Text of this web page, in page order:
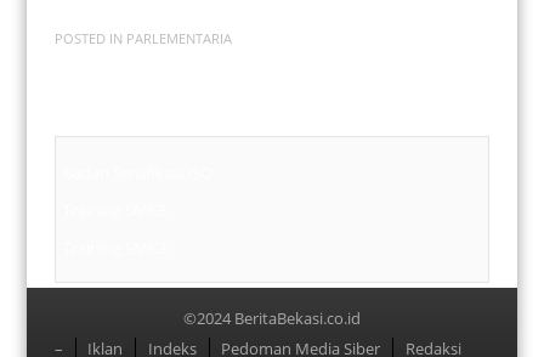
POSTED IN PARLEMENTARIA
©2024 BeritaBekasi.co.id
Menu
– Iklan Indeks Pedoman Media Siber Redaksi